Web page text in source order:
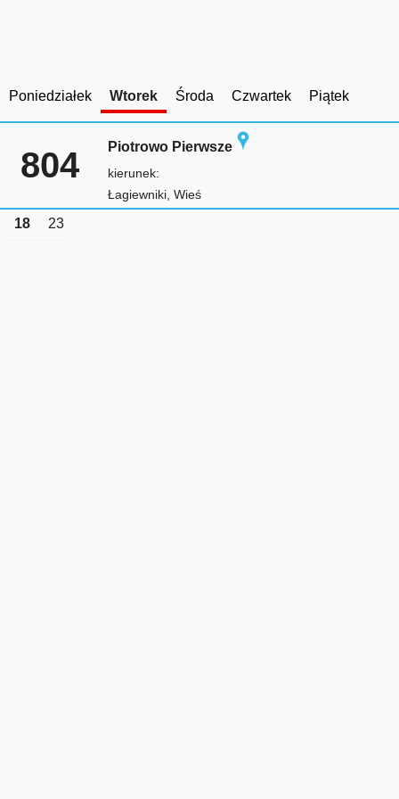
Poniedziałek Wtorek Środa Czwartek Piątek
804 Piotrowo Pierwsze
kierunek:
Łagiewniki, Wieś
18 23